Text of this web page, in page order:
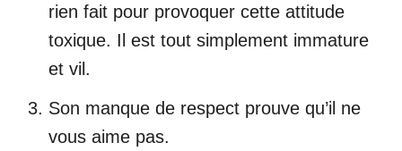
rien fait pour provoquer cette attitude
toxique. Il est tout simplement immature
et vil.
Son manque de respect prouve qu’il ne
vous aime pas.